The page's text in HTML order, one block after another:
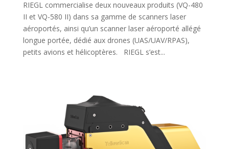
RIEGL commercialise deux nouveaux produits (VQ-480
II et VQ-580 II) dans sa gamme de scanners laser
aéroportés, ainsi qu’un scanner laser aéroporté allégé
longue portée, dédié aux drones (UAS/UAV/RPAS),
petits avions et hélicoptères. RIEGL s’est...